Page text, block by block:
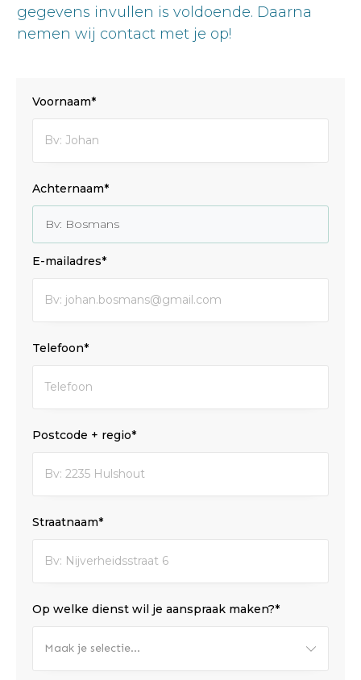
gegevens invullen is voldoende. Daarna
nemen wij contact met je op!
Voornaam*
Achternaam*
E-mailadres*
Telefoon*
Postcode + regio*
Straatnaam*
Op welke dienst wil je aanspraak maken?*
Maak je selectie...